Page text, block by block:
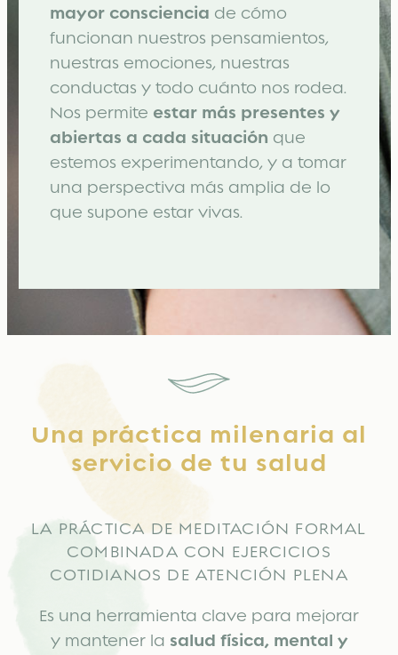
mayor consciencia de cómo
funcionan nuestros pensamientos,
nuestras emociones, nuestras
conductas y todo cuánto nos rodea.
Nos permite estar más presentes y
abiertas a cada situación que
estemos experimentando, y a tomar
una perspectiva más amplia de lo
que supone estar vivas.
Una práctica milenaria al
servicio de tu salud
LA PRÁCTICA DE MEDITACIÓN FORMAL
COMBINADA CON EJERCICIOS
COTIDIANOS DE ATENCIÓN PLENA
Es una herramienta clave para mejorar
y mantener la salud física, mental y